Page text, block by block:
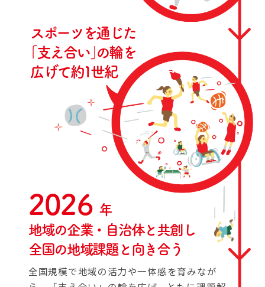
スポーツを通じた
「 支え合い」の輪を
広げて約1世紀
2026 年
地域の企業・自治体と共創し
全国の地域課題と向き合う
全国規模で地域の活力や一体感を育みなが